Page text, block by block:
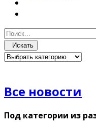
Искать
Все новости
Под категории из